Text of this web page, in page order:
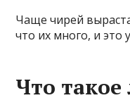
Чаще чирей
что их много, и это
Что